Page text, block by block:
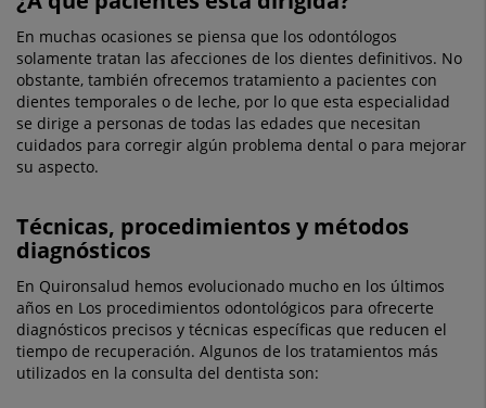
En muchas ocasiones se piensa que los odontólogos
solamente tratan las afecciones de los dientes definitivos. No
obstante, también ofrecemos tratamiento a pacientes con
dientes temporales o de leche, por lo que esta especialidad
se dirige a personas de todas las edades que necesitan
cuidados para corregir algún problema dental o para mejorar
su aspecto.
Técnicas, procedimientos y métodos
diagnósticos
En Quironsalud hemos evolucionado mucho en los últimos
años en Los procedimientos odontológicos para ofrecerte
diagnósticos precisos y técnicas específicas que reducen el
tiempo de recuperación. Algunos de los tratamientos más
utilizados en la consulta del dentista son: